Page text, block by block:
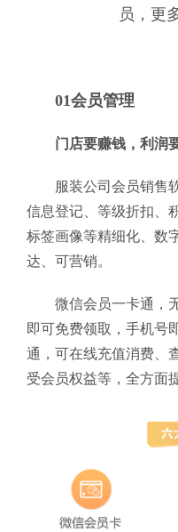
员，更
01会员管理
门店要赚钱，利润
服装公司会员销售
信息登记、等级折扣、
标签画像等精细化、数
达、可营销。
微信会员一卡通，
即可免费领取，手机号
通，可在线充值消费、
受会员权益等，全方面